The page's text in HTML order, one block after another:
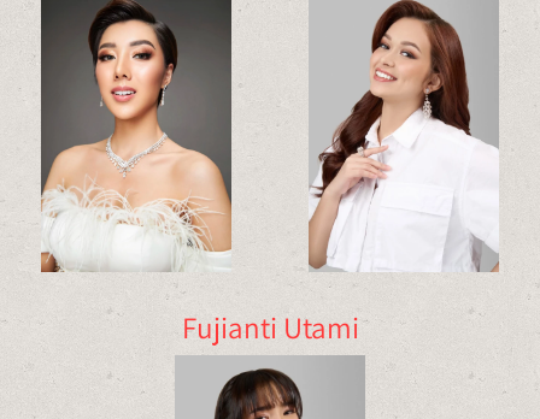
Fujianti Utami